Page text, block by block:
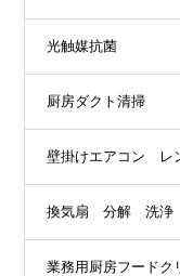
光触媒抗菌
厨房ダクト清掃
壁掛けエアコン レ
換気扇 分解 洗浄
業務用厨房フードク